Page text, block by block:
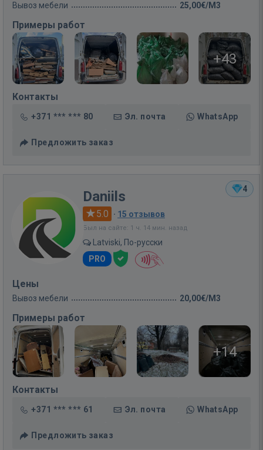
Вывоз мебели 25,00€/M3
Примеры работ
+43
Контакты
+371 *** *** 80 Эл. почта WhatsApp
Предложить заказ
4
Daniils
5.0 · 15 отзывов
Был на сайте: 1 ч. 14 мин. назад
Latviski, По-русски
PRO
Цены
Вывоз мебели 20,00€/M3
Примеры работ
+14
Контакты
+371 *** *** 61 Эл. почта WhatsApp
Предложить заказ